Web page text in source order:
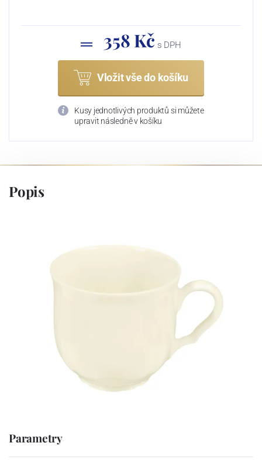
358 Kč s DPH
Vložit vše do košíku
Kusy jednotlivých produktů si můžete
upravit následně v košíku
Popis
Parametry